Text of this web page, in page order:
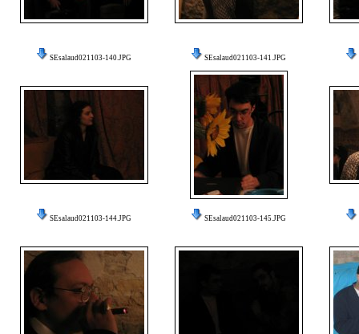
SEsalaud021103-140.JPG SEsalaud021103-141.JPG
SEsalaud021103-144.JPG SEsalaud021103-145.JPG